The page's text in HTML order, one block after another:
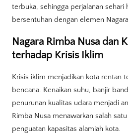
terbuka, sehingga perjalanan sehari
bersentuhan dengan elemen
Nagara Rimba Nusa dan
terhadap Krisis Iklim
Krisis iklim menjadikan kota rentan
bencana. Kenaikan suhu, banjir
penurunan kualitas udara menjadi
Rimba Nusa menawarkan salah
penguatan kapasitas alamiah kota.